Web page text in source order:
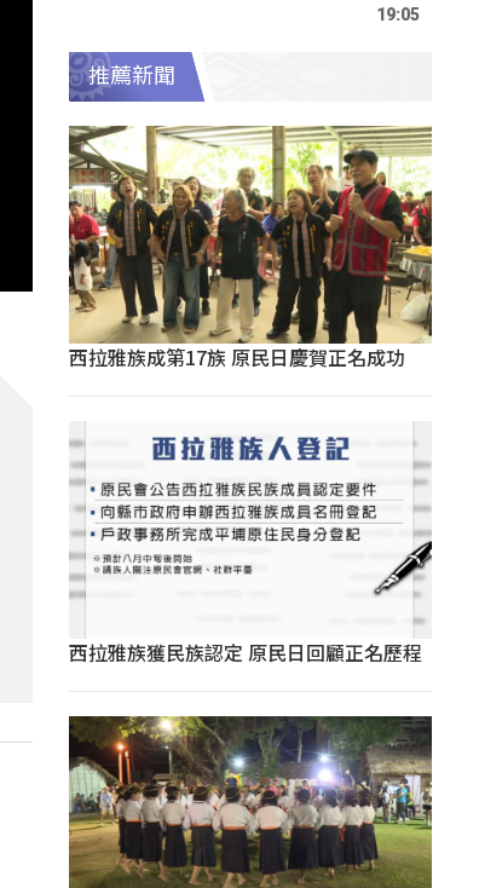
19:05
推薦新聞
西拉雅族成第17族 原民日慶賀正名成功
西拉雅族獲民族認定 原民日回顧正名歷程